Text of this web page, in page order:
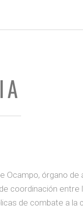
Ocampo, órgano
coordinación
de combate a